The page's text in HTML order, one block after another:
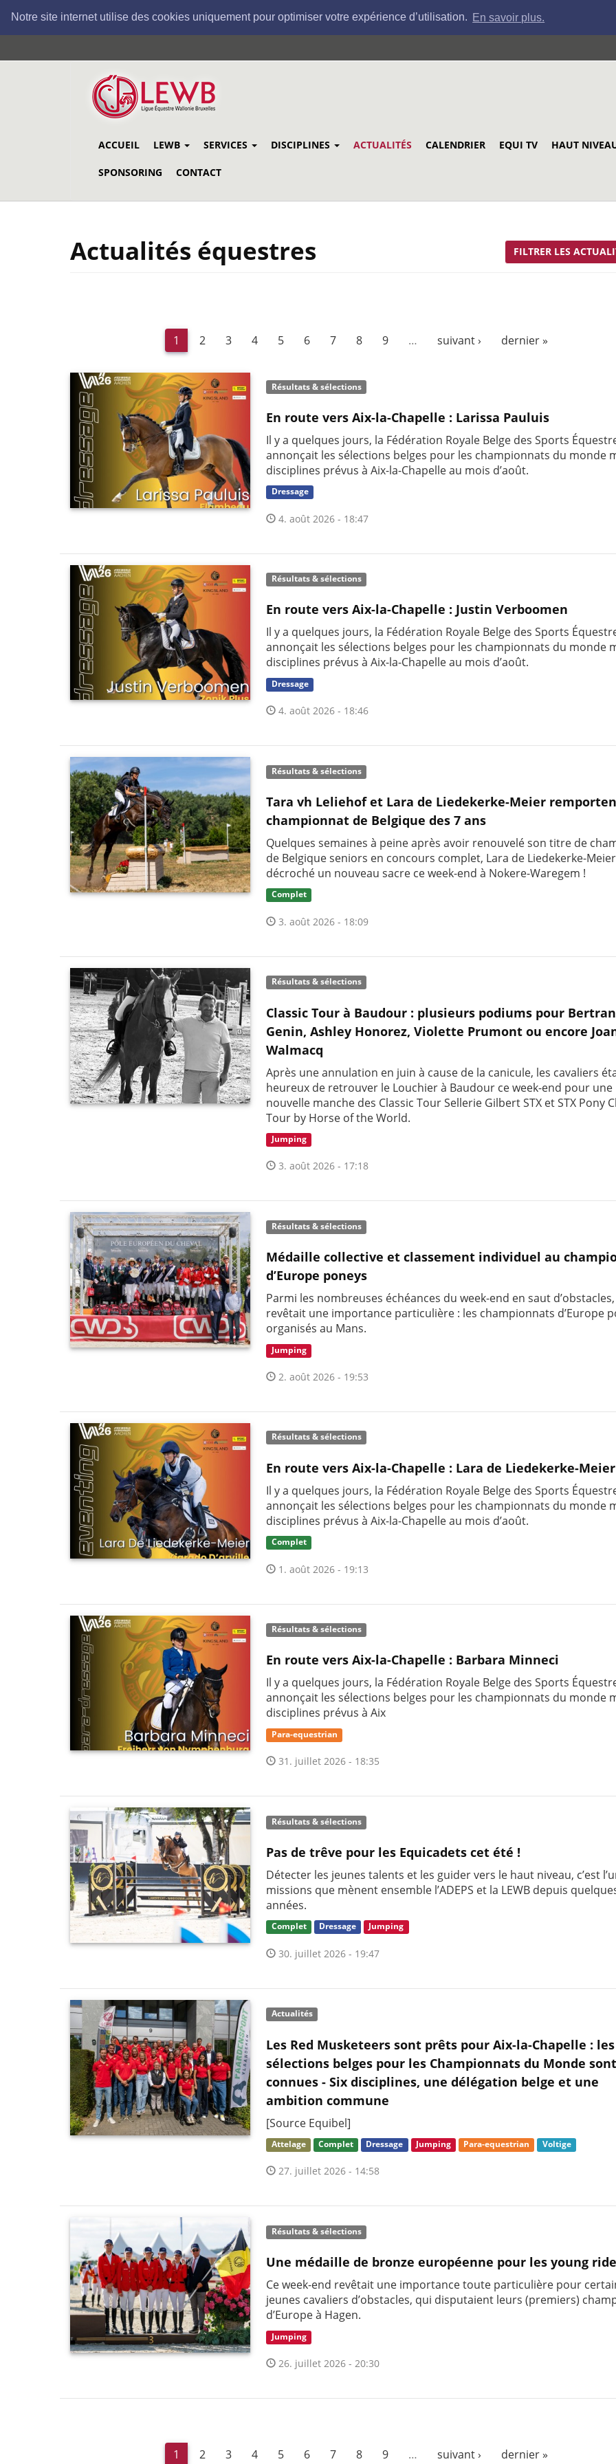
Notre site internet utilise des cookies uniquement pour optimiser votre expérience d’utilisation. En savoir plus.
au
ACCUEIL LEWB SERVICES DISCIPLINES ACTUALITÉS CALENDRIER EQUI TV HAUT
SPONSORING CONTACT
Actualités équestres FILTRER LES
1 2 3 4 5 6 7 8 9 … suivant › dernier »
Résultats & sélections
En route vers Aix-la-Chapelle : Larissa Pauluis
Il y a quelques jours, la Fédération Royale Belge des Sports
annonçait les sélections belges pour les championnats du monde
disciplines prévus à Aix-la-Chapelle au mois d’août.
Dressage
4. août 2026 - 18:47
Résultats & sélections
En route vers Aix-la-Chapelle : Justin Verboomen
Il y a quelques jours, la Fédération Royale Belge des Sports
annonçait les sélections belges pour les championnats du monde
disciplines prévus à Aix-la-Chapelle au mois d’août.
Dressage
4. août 2026 - 18:46
Résultats & sélections
Tara vh Leliehof et Lara de Liedekerke-Meier
championnat de Belgique des 7 ans
Quelques semaines à peine après avoir renouvelé son titre de
de Belgique seniors en concours complet, Lara de Liedekerke-
décroché un nouveau sacre ce week-end à Nokere-Waregem !
Complet
3. août 2026 - 18:09
Résultats & sélections
Classic Tour à Baudour : plusieurs podiums pour
Genin, Ashley Honorez, Violette Prumont ou encore
Walmacq
Après une annulation en juin à cause de la canicule, les cavaliers
heureux de retrouver le Louchier à Baudour ce week-end pour une
nouvelle manche des Classic Tour Sellerie Gilbert STX et STX Pony
Tour by Horse of the World.
Jumping
3. août 2026 - 17:18
Résultats & sélections
Médaille collective et classement individuel au
d’Europe poneys
Parmi les nombreuses échéances du week-end en saut
revêtait une importance particulière : les championnats d’Europe
organisés au Mans.
Jumping
2. août 2026 - 19:53
Résultats & sélections
En route vers Aix-la-Chapelle : Lara de Liedekerke-Meier
Il y a quelques jours, la Fédération Royale Belge des Sports
annonçait les sélections belges pour les championnats du monde
disciplines prévus à Aix-la-Chapelle au mois d’août.
Complet
1. août 2026 - 19:13
Résultats & sélections
En route vers Aix-la-Chapelle : Barbara Minneci
Il y a quelques jours, la Fédération Royale Belge des Sports
annonçait les sélections belges pour les championnats du monde
disciplines prévus à Aix
Para-equestrian
31. juillet 2026 - 18:35
Résultats & sélections
Pas de trêve pour les Equicadets cet été !
Détecter les jeunes talents et les guider vers le haut niveau, c’est
missions que mènent ensemble l’ADEPS et la LEWB depuis
années.
Complet Dressage Jumping
30. juillet 2026 - 19:47
Actualités
Les Red Musketeers sont prêts pour Aix-la-Chapelle : les
sélections belges pour les Championnats du Monde sont
connues - Six disciplines, une délégation belge et une
ambition commune
[Source Equibel]
Attelage Complet Dressage Jumping Para-equestrian Voltige
27. juillet 2026 - 14:58
Résultats & sélections
Une médaille de bronze européenne pour les young
Ce week-end revêtait une importance toute particulière pour
jeunes cavaliers d’obstacles, qui disputaient leurs (premiers)
d’Europe à Hagen.
Jumping
26. juillet 2026 - 20:30
1 2 3 4 5 6 7 8 9 … suivant › dernier »